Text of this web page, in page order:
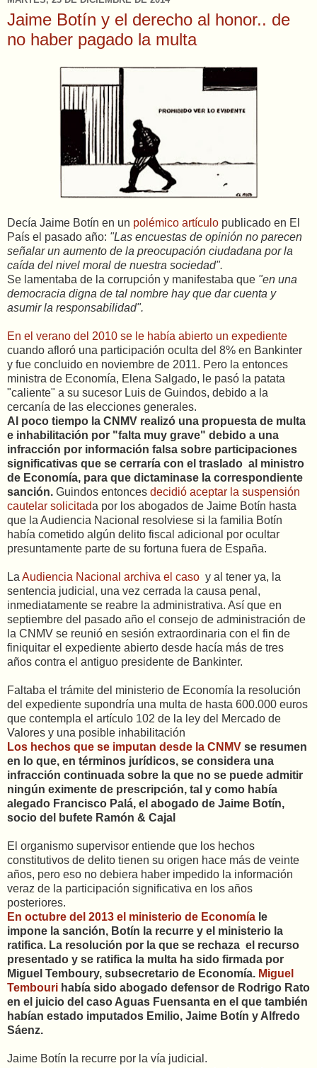
Jaime Botín y el derecho al honor.. de
no haber pagado la multa
Decía Jaime Botín en un polémico artículo publicado en El
País el pasado año: "Las encuestas de opinión no parecen
señalar un aumento de la preocupación ciudadana por la
caída del nivel moral de nuestra sociedad".
Se lamentaba de la corrupción y manifestaba que "en una
democracia digna de tal nombre hay que dar cuenta y
asumir la responsabilidad".
En el verano del 2010 se le había abierto un expediente
cuando afloró una participación oculta del 8% en Bankinter
y fue concluido en noviembre de 2011. Pero la entonces
ministra de Economía, Elena Salgado, le pasó la patata
"caliente" a su sucesor Luis de Guindos, debido a la
cercanía de las elecciones generales.
Al poco tiempo la CNMV realizó una propuesta de multa
e inhabilitación por "falta muy grave" debido a una
infracción por información falsa sobre participaciones
significativas que se cerraría con el traslado al ministro
de Economía, para que dictaminase la correspondiente
sanción. Guindos entonces decidió aceptar la suspensión
cautelar solicitada por los abogados de Jaime Botín hasta
que la Audiencia Nacional resolviese si la familia Botín
había cometido algún delito fiscal adicional por ocultar
presuntamente parte de su fortuna fuera de España.
La Audiencia Nacional archiva el caso y al tener ya, la
sentencia judicial, una vez cerrada la causa penal,
inmediatamente se reabre la administrativa. Así que en
septiembre del pasado año el consejo de administración de
la CNMV se reunió en sesión extraordinaria con el fin de
finiquitar el expediente abierto desde hacía más de tres
años contra el antiguo presidente de Bankinter.
Faltaba el trámite del ministerio de Economía la resolución
del expediente supondría una multa de hasta 600.000 euros
que contempla el artículo 102 de la ley del Mercado de
Valores y una posible inhabilitación
Los hechos que se imputan desde la CNMV se resumen
en lo que, en términos jurídicos, se considera una
infracción continuada sobre la que no se puede admitir
ningún eximente de prescripción, tal y como había
alegado Francisco Palá, el abogado de Jaime Botín,
socio del bufete Ramón & Cajal
El organismo supervisor entiende que los hechos
constitutivos de delito tienen su origen hace más de veinte
años, pero eso no debiera haber impedido la información
veraz de la participación significativa en los años
posteriores.
En octubre del 2013 el ministerio de Economía le
impone la sanción, Botín la recurre y el ministerio la
ratifica. La resolución por la que se rechaza el recurso
presentado y se ratifica la multa ha sido firmada por
Miguel Temboury, subsecretario de Economía. Miguel
Tembouri había sido abogado defensor de Rodrigo Rato
en el juicio del caso Aguas Fuensanta en el que también
habían estado imputados Emilio, Jaime Botín y Alfredo
Sáenz.
Jaime Botín la recurre por la vía judicial.